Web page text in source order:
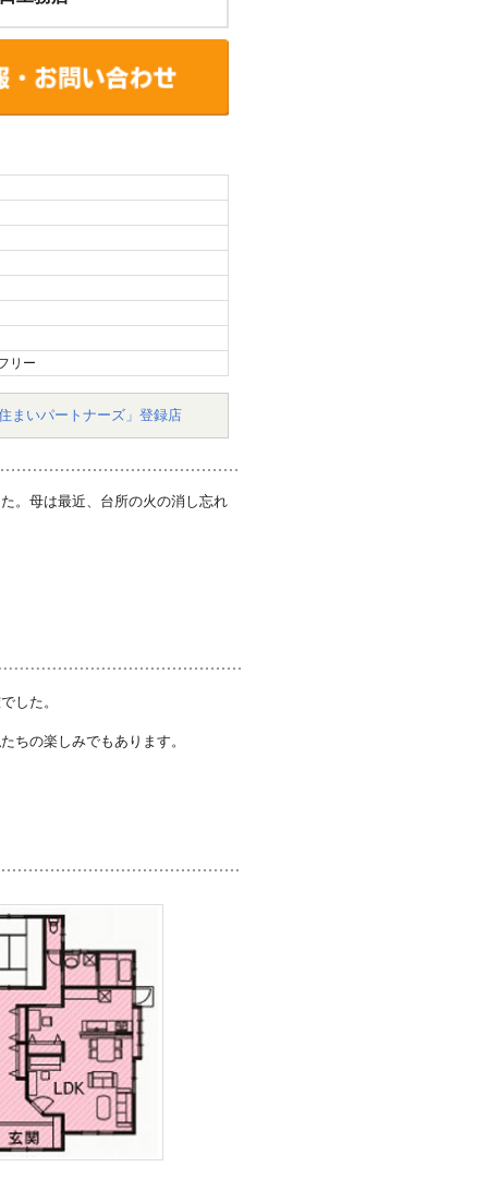
リー
まいパートナーズ」登録店
。母は最近、台所の火の消し忘れ
した。
ちの楽しみでもあります。